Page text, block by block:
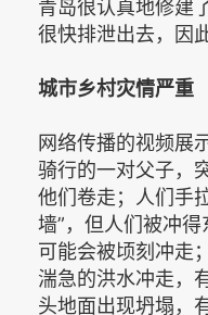
青岛很认真地修建
很快排泄出去，因
城市乡村灾情严重
网络传播的视频展
骑行的一对父子，
他们卷走；人们手
墙”，但人们被冲得
可能会被顷刻冲走
湍急的洪水冲走，
头地面出现坍塌，